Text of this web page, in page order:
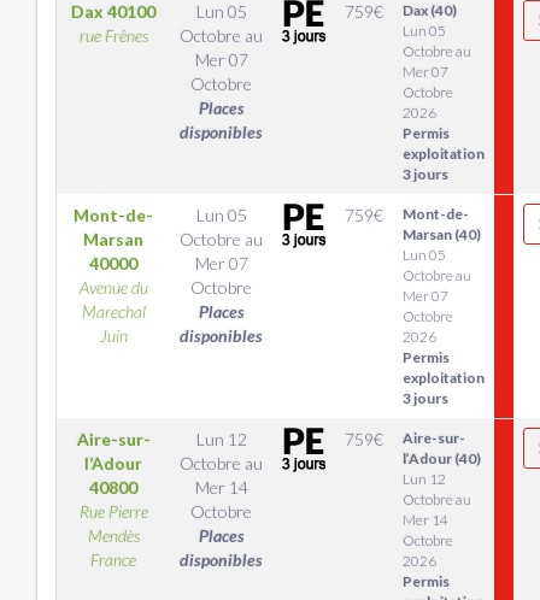
Dax 40100
rue Frênes
Lun 05
Octobre au
Mer 07
Octobre
Places
disponibles
759€
Dax (40)
Lun 05
Octobre au
Mer 07
Octobre
2026
Permis
exploitation
3 jours
Mont-de-
Marsan
40000
Avenue du
Marechal
Juin
Lun 05
Octobre au
Mer 07
Octobre
Places
disponibles
759€
Mont-de-
Marsan (40)
Lun 05
Octobre au
Mer 07
Octobre
2026
Permis
exploitation
3 jours
Aire-sur-
l’Adour
40800
Rue Pierre
Mendès
France
Lun 12
Octobre au
Mer 14
Octobre
Places
disponibles
759€
Aire-sur-
l’Adour (40)
Lun 12
Octobre au
Mer 14
Octobre
2026
Permis